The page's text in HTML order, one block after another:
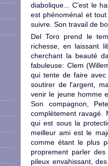
diabolique... C'est le
est phénoménal et
suivre. Son travail de
Del Toro prend le
richesse, en laissant
cherchant la beauté
fabuleuse: Clem
qui tente de faire
soutirer de l'argent,
venir le jeune homme
Son compagnon,
complètement ravagé.
qui est sous la
meilleur ami est le
comme étant le plus
proprement parler
pileux envahissant,